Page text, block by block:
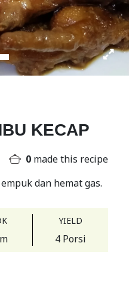
KECAP
0 made this recipe
dan hemat gas.
YIELD
4 Porsi